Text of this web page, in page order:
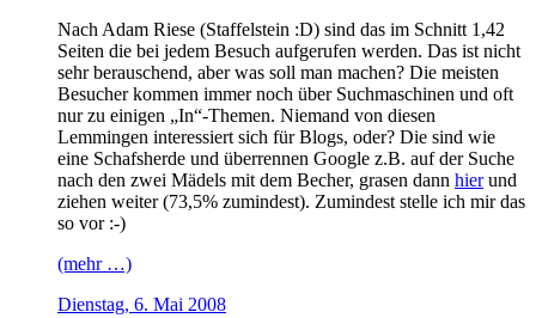
Nach Adam Riese (Staffelstein :D) sind das im Schnitt 1,42
Seiten die bei jedem Besuch aufgerufen werden. Das ist nicht
sehr berauschend, aber was soll man machen? Die meisten
Besucher kommen immer noch über Suchmaschinen und oft
nur zu einigen „In“-Themen. Niemand von diesen
Lemmingen interessiert sich für Blogs, oder? Die sind wie
eine Schafsherde und überrennen Google z.B. auf der Suche
nach den zwei Mädels mit dem Becher, grasen dann hierund
ziehen weiter (73,5% zumindest). Zumindest stelle ich mir das
so vor :-)
(mehr …)
Dienstag, 6. Mai 2008